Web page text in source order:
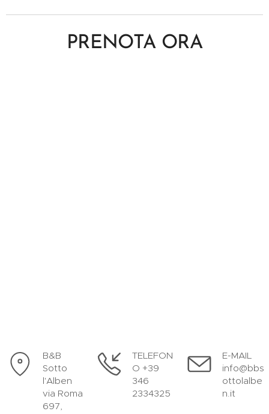
PRENOTA ORA
B&B
Sotto
l'Alben
via Roma
697,
TELEFON
O +39
346
2334325
E-MAIL
info@bbs
ottolalbe
n.it